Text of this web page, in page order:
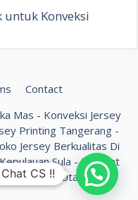
Konveksi
Contact
Mas - Konveksi Jersey
Printing Tangerang-
Jersey Berkualitas Di
Sula -Tempat
Halmahera Utara
CS !!